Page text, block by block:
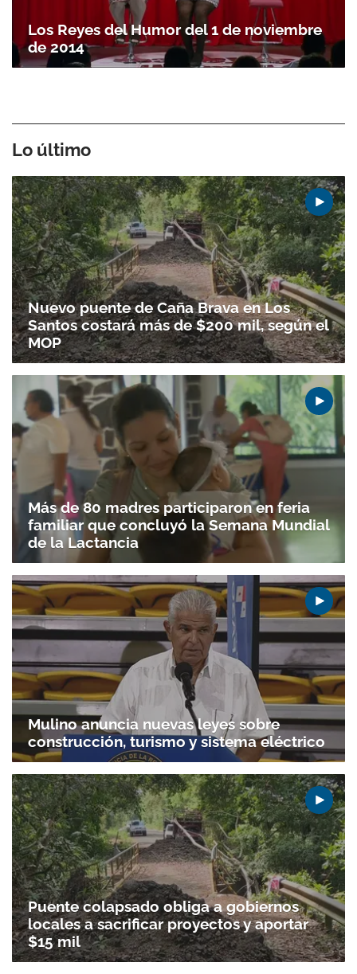
Los Reyes del Humor del 1 de noviembre
de 2014
Lo último
Nuevo puente de Caña Brava en Los
Santos costará más de $200 mil, según el
MOP
Más de 80 madres participaron en feria
familiar que concluyó la Semana Mundial
de la Lactancia
Mulino anuncia nuevas leyes sobre
construcción, turismo y sistema eléctrico
Puente colapsado obliga a gobiernos
locales a sacrificar proyectos y aportar
$15 mil